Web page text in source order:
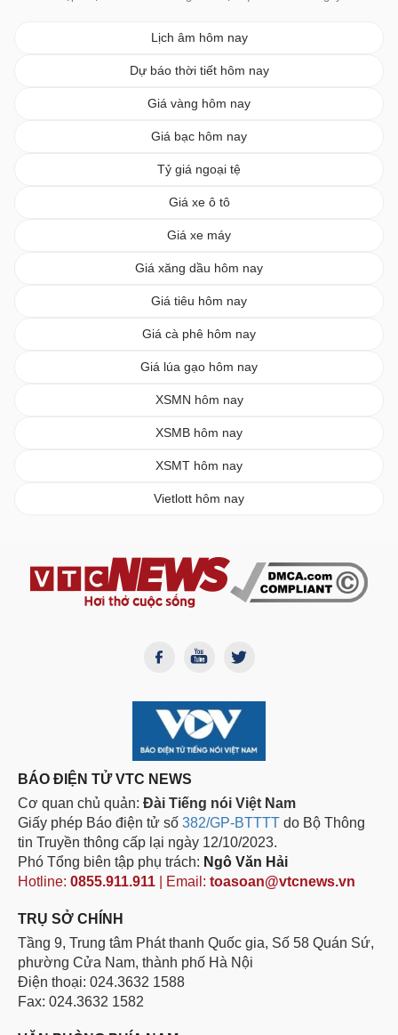
Lịch âm hôm nay
Dự báo thời tiết hôm nay
Giá vàng hôm nay
Giá bạc hôm nay
Tỷ giá ngoại tệ
Giá xe ô tô
Giá xe máy
Giá xăng dầu hôm nay
Giá tiêu hôm nay
Giá cà phê hôm nay
Giá lúa gạo hôm nay
XSMN hôm nay
XSMB hôm nay
XSMT hôm nay
Vietlott hôm nay
BÁO ĐIỆN TỬ VTC NEWS
Cơ quan chủ quản: Đài Tiếng nói Việt Nam
Giấy phép Báo điện tử số 382/GP-BTTTT do Bộ Thông
tin Truyền thông cấp lại ngày 12/10/2023.
Phó Tổng biên tập phụ trách: Ngô Văn Hải
Hotline: 0855.911.911 | Email: toasoan@vtcnews.vn
TRỤ SỞ CHÍNH
Tầng 9, Trung tâm Phát thanh Quốc gia, Số 58 Quán Sứ,
phường Cửa Nam, thành phố Hà Nội
Điện thoại: 024.3632 1588
Fax: 024.3632 1582